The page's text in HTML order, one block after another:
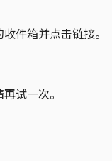
件箱并点击链接。
试一次。